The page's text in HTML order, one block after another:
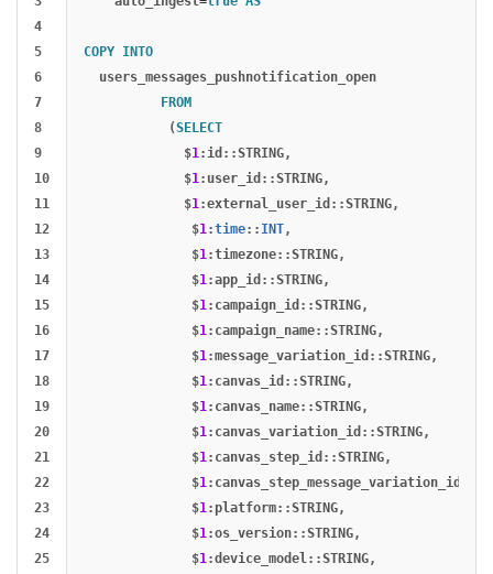
4
5
6
7
8
9
10
11
12
13
14
15
16
17
18
19
20
21
22
23
24
25
COPY INTO
users_messages_pushnotification_open
FROM
(SELECT
$1:id ::STRING,
$1: user_id ::STRING,
$1:external_user_id ::STRING,
$1:time:: INT,
$1:timezone::STRING,
$1:app_id ::STRING,
$1: campaign_id ::STRING,
$1: campaign_name::STRING,
$1:message_variation_id ::STRING,
$1: canvas_id ::STRING,
$1: canvas_name::STRING,
$1: canvas_variation_id ::STRING,
$1: canvas_step_id ::STRING,
$1: canvas_step_message_variation_id
$1: platform::STRING,
$1:os_version::STRING,
$1:device_model::STRING,